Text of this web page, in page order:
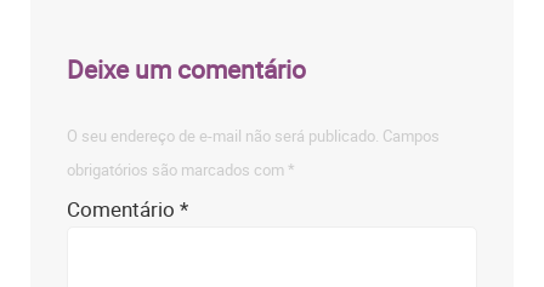
Deixe um comentário
O seu endereço de e-mail não será publicado. Campos
obrigatórios são marcados com *
Comentário*